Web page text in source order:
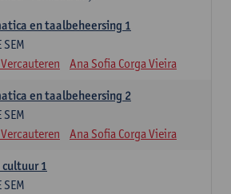
en taalbeheersing 1
SEM
Ana Sofia Corga Vieira
en taalbeheersing 2
SEM
Ana Sofia Corga Vieira
cultuur 1
SEM